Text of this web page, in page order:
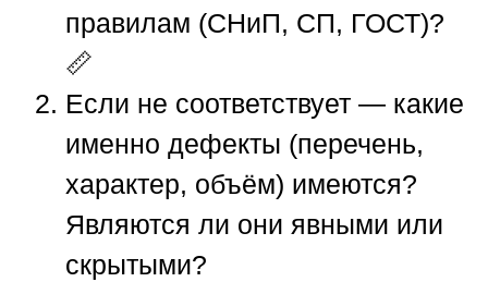
правилам (СНиП, СП, ГОСТ)?
📏
Если не соответствует — какие
именно дефекты (перечень,
характер, объём) имеются?
Являются ли они явными или
скрытыми?